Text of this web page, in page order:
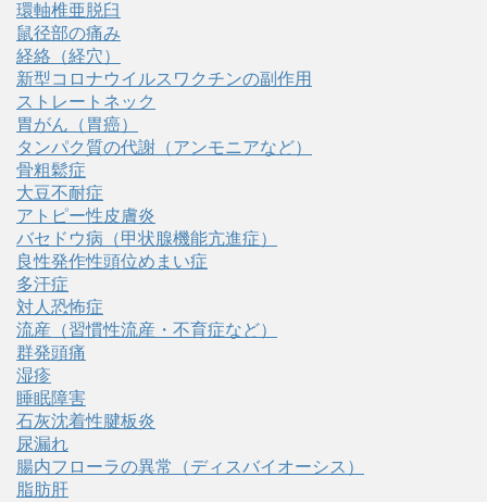
環軸椎亜脱臼
鼠径部の痛み
経絡（経穴）
新型コロナウイルスワクチンの副作用
ストレートネック
胃がん（胃癌）
タンパク質の代謝（アンモニアなど）
骨粗鬆症
大豆不耐症
アトピー性皮膚炎
バセドウ病（甲状腺機能亢進症）
良性発作性頭位めまい症
多汗症
対人恐怖症
流産（習慣性流産・不育症など）
群発頭痛
湿疹
睡眠障害
石灰沈着性腱板炎
尿漏れ
腸内フローラの異常（ディスバイオーシス）
脂肪肝